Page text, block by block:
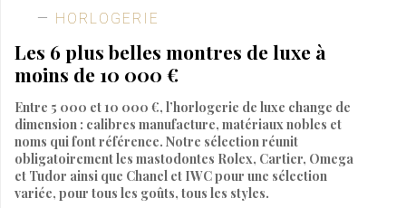
HORLOGERIE
Les 6 plus belles montres de luxe à
moins de 10 000 €
Entre 5 000 et 10 000 €, l’horlogerie de luxe change de
dimension : calibres manufacture, matériaux nobles et
noms qui font référence. Notre sélection réunit
obligatoirement les mastodontes Rolex, Cartier, Omega
et Tudor ainsi que Chanel et IWC pour une sélection
variée, pour tous les goûts, tous les styles.